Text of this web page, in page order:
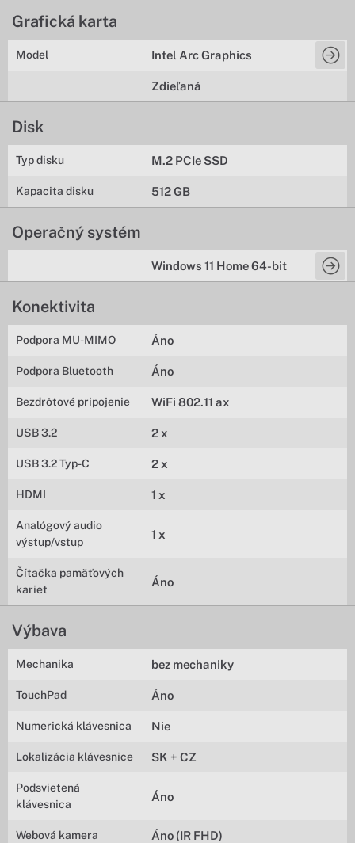
Grafická karta
Model Intel Arc Graphics
Zdieľaná
Disk
Typ disku M.2 PCIe SSD
Kapacita disku 512 GB
Operačný systém
Windows 11 Home 64-bit
Konektivita
Podpora MU-MIMO Áno
Podpora Bluetooth Áno
Bezdrôtové pripojenie WiFi 802.11 ax
USB 3.2 2 x
USB 3.2 Typ-C 2 x
HDMI 1 x
Analógový audio
výstup/vstup
1 x
Čítačka pamäťových
kariet
Áno
Výbava
Mechanika bez mechaniky
TouchPad Áno
Numerická klávesnica Nie
Lokalizácia klávesnice SK + CZ
Podsvietená
klávesnica
Áno
Webová kamera Áno (IR FHD)